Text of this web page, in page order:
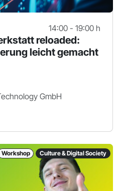
14:00 - 19:00 h
reloaded:
leicht gemacht
GmbH
Workshop Culture & Digital Society